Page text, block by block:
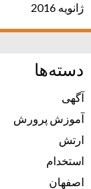
ژانویه 2016
دسته‌ها
آگهی
آموزش پرورش
ارتش
استخدام
اصفهان